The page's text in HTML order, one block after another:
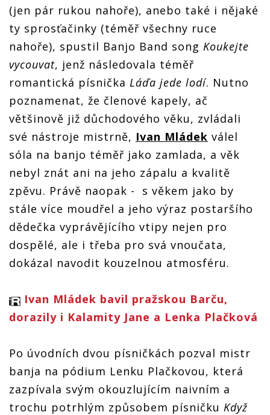
(jen pár rukou nahoře), anebo také i nějaké
ty sprosťačinky (téměř všechny ruce
nahoře), spustil Banjo Band song Koukejte
vycouvat, jenž následovala téměř
romantická písnička Láďa jede lodí. Nutno
poznamenat, že členové kapely, ač
většinově již důchodového věku, zvládali
své nástroje mistrně, Ivan Mládek válel
sóla na banjo téměř jako zamlada, a věk
nebyl znát ani na jeho zápalu a kvalitě
zpěvu. Právě naopak - s věkem jako by
stále více moudřel a jeho výraz postaršího
dědečka vyprávějícího vtipy nejen pro
dospělé, ale i třeba pro svá vnoučata,
dokázal navodit kouzelnou atmosféru.
Ivan Mládek bavil pražskou Barču,
dorazily i Kalamity Jane a Lenka Plačková
Po úvodních dvou písničkách pozval mistr
banja na pódium Lenku Plačkovou, která
zazpívala svým okouzlujícím naivním a
trochu potrhlým způsobem písničku Když